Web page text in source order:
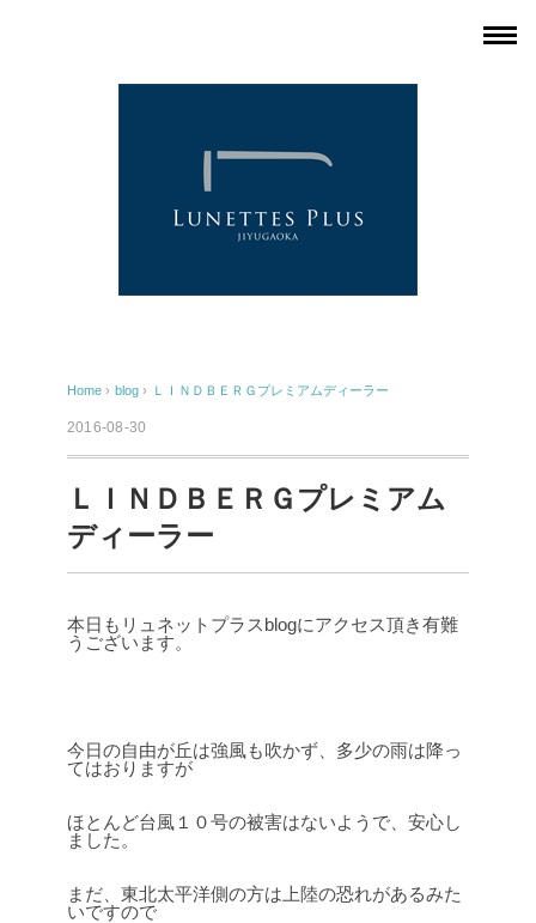
Home › blog › ＬＩＮＤＢＥＲＧプレミアムディーラー
2016-08-30
ＬＩＮＤＢＥＲＧプレミアム
ディーラー
本日もリュネットプラスblogにアクセス頂き有難
うございます。
今日の自由が丘は強風も吹かず、多少の雨は降っ
てはおりますが
ほとんど台風１０号の被害はないようで、安心し
ました。
まだ、東北太平洋側の方は上陸の恐れがあるみた
いですので